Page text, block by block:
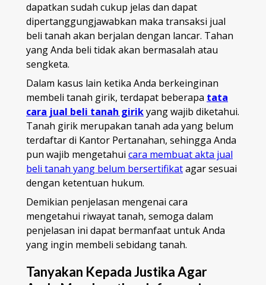
dapatkan sudah cukup jelas dan dapat
dipertanggungjawabkan maka transaksi jual
beli tanah akan berjalan dengan lancar. Tahan
yang Anda beli tidak akan bermasalah atau
sengketa.
Dalam kasus lain ketika Anda berkeinginan
membeli tanah girik, terdapat beberapa tata
cara jual beli tanah girikyang wajib diketahui.
Tanah girik merupakan tanah ada yang belum
terdaftar di Kantor Pertanahan, sehingga Anda
pun wajib mengetahui cara membuat akta jual
beli tanah yang belum bersertifikatagar sesuai
dengan ketentuan hukum.
Demikian penjelasan mengenai cara
mengetahui riwayat tanah, semoga dalam
penjelasan ini dapat bermanfaat untuk Anda
yang ingin membeli sebidang tanah.
Tanyakan Kepada Justika Agar